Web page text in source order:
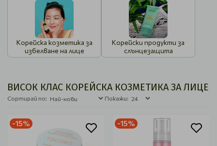
Корейска козметика за
избелване на лице
Корейски продукти за
слънцезащита
ВИСОК КЛАС КОРЕЙСКА КОЗМЕТИКА ЗА ЛИЦЕ
Сортирай по: Покажи:
-15% -15%